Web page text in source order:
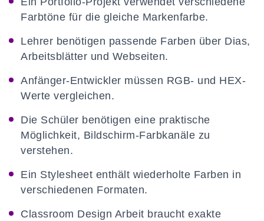
Farbtöne für die gleiche Markenfarbe.
Lehrer benötigen passende Farben über Dias,
Arbeitsblätter und Webseiten.
Anfänger-Entwickler müssen RGB- und HEX-
Werte vergleichen.
Die Schüler benötigen eine praktische
Möglichkeit, Bildschirm-Farbkanäle zu
verstehen.
Ein Stylesheet enthält wiederholte Farben in
verschiedenen Formaten.
Classroom Design Arbeit braucht exakte